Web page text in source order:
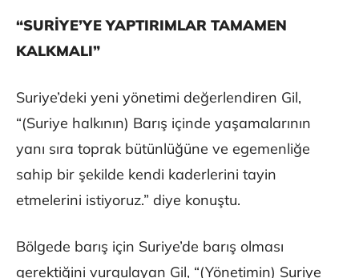
“SURİYE’YE YAPTIRIMLAR TAMAMEN
KALKMALI”
Suriye’deki yeni yönetimi değerlendiren Gil,
“(Suriye halkının) Barış içinde yaşamalarının
yanı sıra toprak bütünlüğüne ve egemenliğe
sahip bir şekilde kendi kaderlerini tayin
etmelerini istiyoruz.” diye konuştu.
Bölgede barış için Suriye’de barış olması
gerektiğini vurgulayan Gil, “(Yönetimin) Suriye